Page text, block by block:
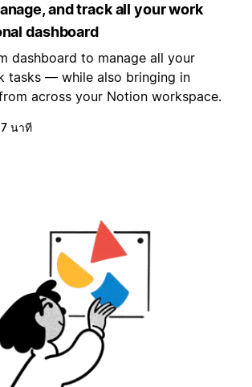
and track all your work
dashboard
dashboard to manage all your
tasks — while also bringing in
across your Notion workspace.
นาที